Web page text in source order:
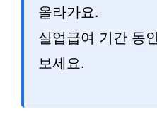
올라가요.
실업급여 기간 동
보세요.